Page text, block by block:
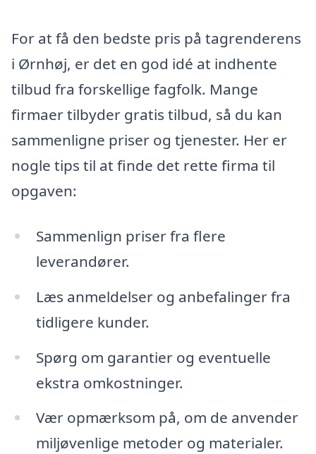
For at få den bedste pris på tagrenderens
i Ørnhøj, er det en god idé at indhente
tilbud fra forskellige fagfolk. Mange
firmaer tilbyder gratis tilbud, så du kan
sammenligne priser og tjenester. Her er
nogle tips til at finde det rette firma til
opgaven:
Sammenlign priser fra flere
leverandører.
Læs anmeldelser og anbefalinger fra
tidligere kunder.
Spørg om garantier og eventuelle
ekstra omkostninger.
Vær opmærksom på, om de anvender
miljøvenlige metoder og materialer.